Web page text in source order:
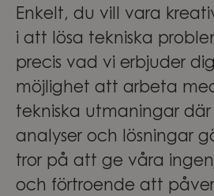
Enkelt, du vill vara
i att lösa tekniska
precis vad vi erbjuder
möjlighet att arbeta
tekniska utmaningar där
analyser och lösningar
tror på att ge våra
och förtroende att